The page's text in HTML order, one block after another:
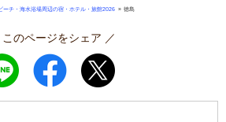
ーチ・海水浴場周辺の宿・ホテル・旅館2026 » 徳島
このページをシェア ／